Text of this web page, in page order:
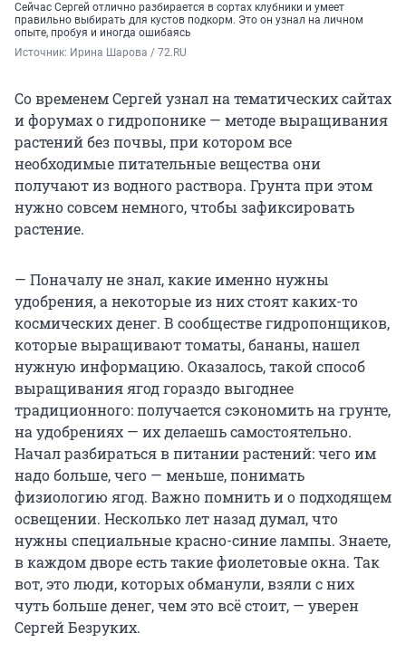
Сейчас Сергей отлично разбирается в сортах клубники и умеет
правильно выбирать для кустов подкорм. Это он узнал на личном
опыте, пробуя и иногда ошибаясь
Источник: Ирина Шарова / 72.RU
Со временем Сергей узнал на тематических сайтах
и форумах о гидропонике — методе выращивания
растений без почвы, при котором все
необходимые питательные вещества они
получают из водного раствора. Грунта при этом
нужно совсем немного, чтобы зафиксировать
растение.
— Поначалу не знал, какие именно нужны
удобрения, а некоторые из них стоят каких-то
космических денег. В сообществе гидропонщиков,
которые выращивают томаты, бананы, нашел
нужную информацию. Оказалось, такой способ
выращивания ягод гораздо выгоднее
традиционного: получается сэкономить на грунте,
на удобрениях — их делаешь самостоятельно.
Начал разбираться в питании растений: чего им
надо больше, чего — меньше, понимать
физиологию ягод. Важно помнить и о подходящем
освещении. Несколько лет назад думал, что
нужны специальные красно-синие лампы. Знаете,
в каждом дворе есть такие фиолетовые окна. Так
вот, это люди, которых обманули, взяли с них
чуть больше денег, чем это всё стоит, — уверен
Сергей Безруких.